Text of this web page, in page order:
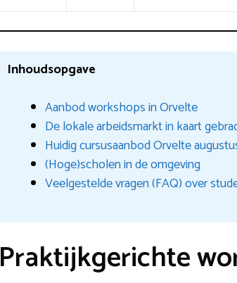
Inhoudsopgave
Aanbod workshops in Orvelte
De lokale arbeidsmarkt in kaart
Huidig cursusaanbod Orvelte
(Hoge)scholen in de omgeving
Veelgestelde vragen (FAQ) over
Praktijkgerichte